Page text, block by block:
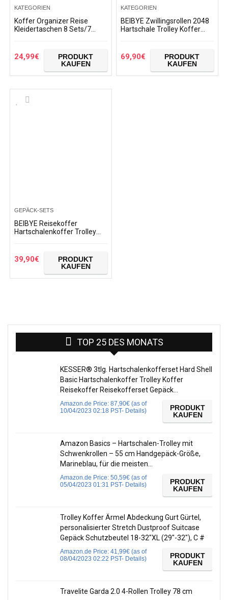
KATEGORIEN
Koffer Organizer Reise
Kleidertaschen 8 Sets/7
wasserdichte Schuh…
24,99€
PRODUKT
KAUFEN
KATEGORIEN
BEIBYE Zwillingsrollen 2048
Hartschale Trolley Koffer
69,90€
PRODUKT
KAUFEN
GEPÄCK-SETS
BEIBYE Reisekoffer
Hartschalenkoffer Trolley
Polycarbonat Set XL-L-M-
Beautycase Koffer
39,90€
PRODUKT
KAUFEN
TOP 25 DES MONATS
KESSER® 3tlg. Hartschalenkofferset Hard Shell
Basic Hartschalenkoffer Trolley Koffer
Reisekoffer Reisekofferset Gepäck…
Amazon.de Price: 87,90€ (as of
10/04/2023 02:18 PST- Details)
PRODUKT
KAUFEN
Amazon Basics – Hartschalen-Trolley mit
Schwenkrollen – 55 cm Handgepäck-Größe,
Marineblau, für die meisten…
Amazon.de Price: 50,59€ (as of
05/04/2023 01:31 PST- Details)
PRODUKT
KAUFEN
Trolley Koffer Ärmel Abdeckung Gurt Gürtel,
personalisierter Stretch Dustproof Suitcase
Gepäck Schutzbeutel 18-32″XL (29″-32″), C #
Amazon.de Price: 41,99€ (as of
08/04/2023 02:22 PST- Details)
PRODUKT
KAUFEN
Travelite Garda 2.0 4-Rollen Trolley 78 cm